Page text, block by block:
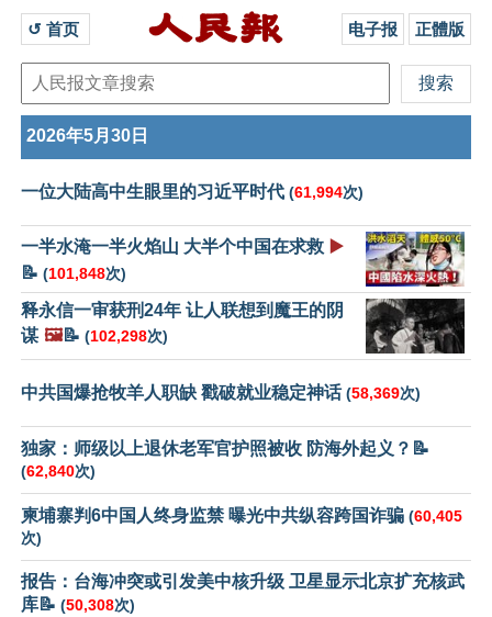
↺ 首页 电子报 正體版
2026年5月30日
一位大陆高中生眼里的习近平时代 (61,994次)
一半水淹一半火焰山 大半个中国在求救 ▶️
📝 (101,848次)
释永信一审获刑24年 让人联想到魔王的阴
谋 🖼️📝 (102,298次)
中共国爆抢牧羊人职缺 戳破就业稳定神话(58,369次)
独家：师级以上退休老军官护照被收 防海外起义？📝
(62,840次)
柬埔寨判6中国人终身监禁 曝光中共纵容跨国诈骗 (60,405
次)
报告：台海冲突或引发美中核升级 卫星显示北京扩充核武
库📝 (50,308次)